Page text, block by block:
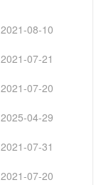
2021-08-10
2021-07-21
2021-07-20
2025-04-29
2021-07-31
2021-07-20